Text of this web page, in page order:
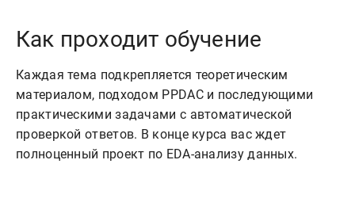
Как проходит обучение
Каждая тема подкрепляется теоретическим
материалом, подходом PPDAC и последующими
практическими задачами с автоматической
проверкой ответов. В конце курса вас ждет
полноценный проект по EDA-анализу данных.